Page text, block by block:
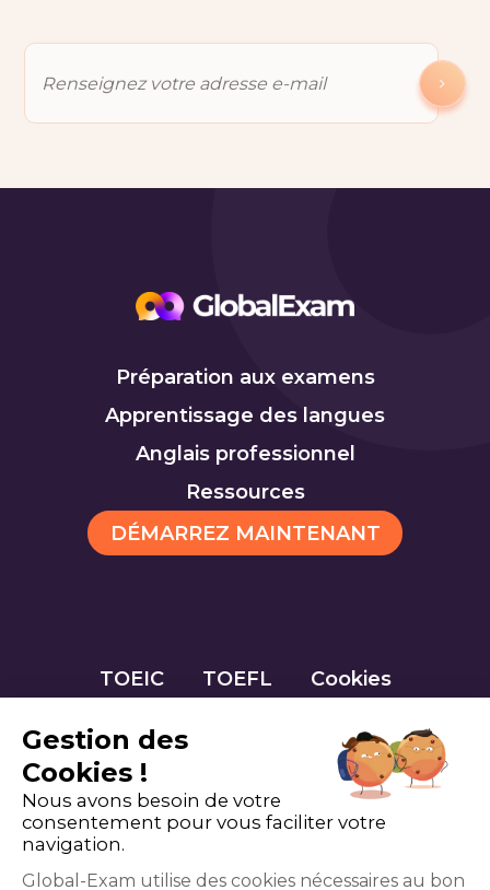
Préparation aux examens
Apprentissage des langues
Anglais professionnel
Ressources
DÉMARREZ MAINTENANT
TOEIC TOEFL Cookies
Gestion des
Cookies !
Nous avons besoin de votre
consentement pour vous faciliter votre
navigation.
Global-Exam utilise des cookies nécessaires au bon